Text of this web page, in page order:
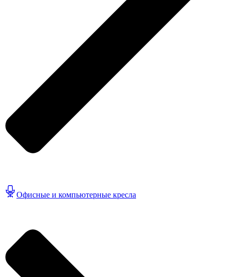
Офисные и компьютерные кресла